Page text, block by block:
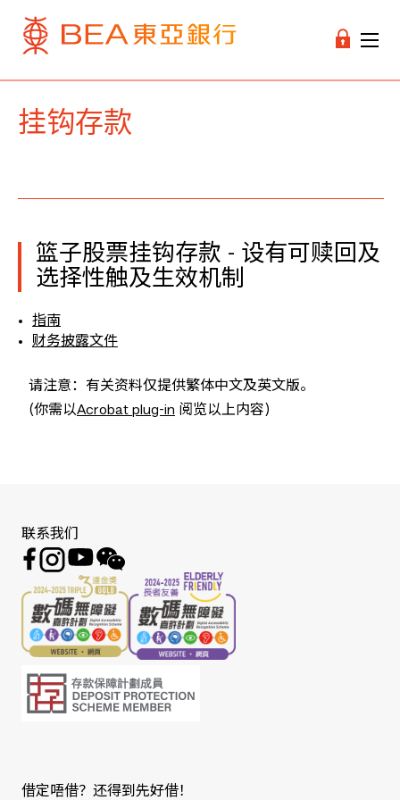
挂钩存款
篮子股票挂钩存款 - 设有可赎回及
选择性触及生效机制
指南
财务披露文件
请注意：有关资料仅提供繁体中文及英文版。
(你需以Acrobat plug-in 阅览以上内容)
联系我们
借定唔借？还得到先好借！